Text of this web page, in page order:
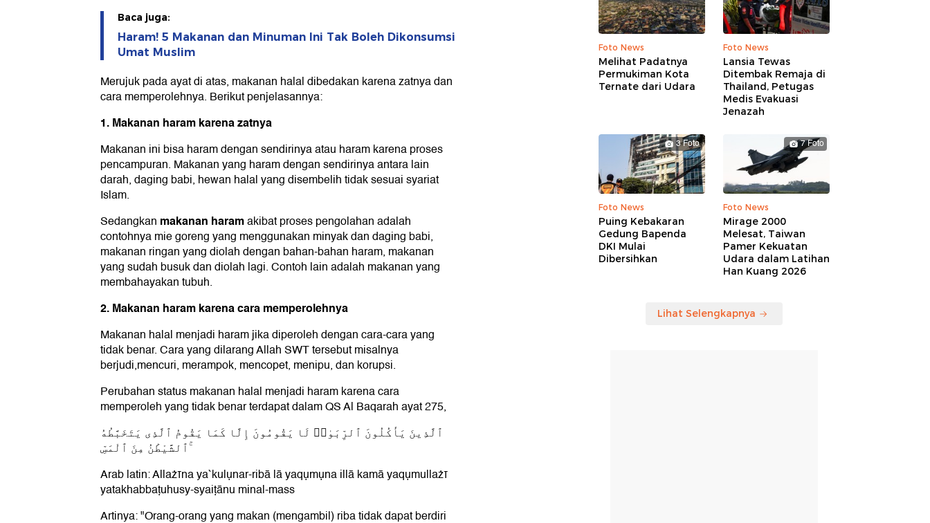
Baca juga:
Haram! 5 Makanan dan Minuman Ini Tak Boleh Dikonsumsi
Umat Muslim
Merujuk pada ayat di atas, makanan halal dibedakan karena zatnya dan
cara memperolehnya. Berikut penjelasannya:
1. Makanan haram karena zatnya
Makanan ini bisa haram dengan sendirinya atau haram karena proses
pencampuran. Makanan yang haram dengan sendirinya antara lain
darah, daging babi, hewan halal yang disembelih tidak sesuai syariat
Islam.
Sedangkan makanan haramakibat proses pengolahan adalah
contohnya mie goreng yang menggunakan minyak dan daging babi,
makanan ringan yang diolah dengan bahan-bahan haram, makanan
yang sudah busuk dan diolah lagi. Contoh lain adalah makanan yang
membahayakan tubuh.
2. Makanan haram karena cara memperolehnya
Makanan halal menjadi haram jika diperoleh dengan cara-cara yang
tidak benar. Cara yang dilarang Allah SWT tersebut misalnya
berjudi,mencuri, merampok, mencopet, menipu, dan korupsi.
Perubahan status makanan halal menjadi haram karena cara
memperoleh yang tidak benar terdapat dalam QS Al Baqarah ayat 275,
ٱلَّذِينَ يَأْكُلُونَ ٱلرِّبَوٰا۟ لَا يَقُومُونَ إِلَّا كَمَا يَقُومُ ٱلَّذِى يَتَخَبَّطُهُ
ٱلشَّيْطَٰنُ مِنَ ٱلْمَسِّ ۚ
Arab latin: Allażīna ya`kulụnar-ribā lā yaqụmụna illā kamā yaqụmullażī
yatakhabbaṭuhusy-syaiṭānu minal-mass
Artinya: "Orang-orang yang makan (mengambil) riba tidak dapat berdiri
Foto News
Melihat Padatnya
Permukiman Kota
Ternate dari Udara
Foto News
Lansia Tewas
Ditembak Remaja di
Thailand, Petugas
Medis Evakuasi
Jenazah
3 Foto
Foto News
Puing Kebakaran
Gedung Bapenda
DKI Mulai
Dibersihkan
7 Foto
Foto News
Mirage 2000
Melesat, Taiwan
Pamer Kekuatan
Udara dalam Latihan
Han Kuang 2026
Lihat Selengkapnya